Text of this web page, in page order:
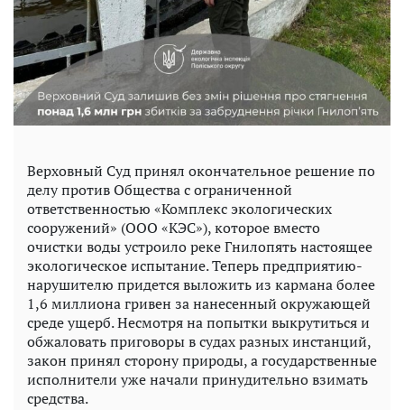
Верховный Суд принял окончательное решение по
делу против Общества с ограниченной
ответственностью «Комплекс экологических
сооружений» (ООО «КЭС»), которое вместо
очистки воды устроило реке Гнилопять настоящее
экологическое испытание. Теперь предприятию-
нарушителю придется выложить из кармана более
1,6 миллиона гривен за нанесенный окружающей
среде ущерб. Несмотря на попытки выкрутиться и
обжаловать приговоры в судах разных инстанций,
закон принял сторону природы, а государственные
исполнители уже начали принудительно взимать
средства.